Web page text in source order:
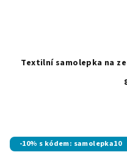
Textilní samolepka na
-10% s kódem: samolepka10